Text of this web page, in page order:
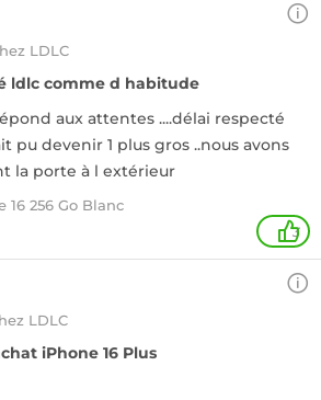
LDLC
ldlc comme d habitude
aux attentes ....délai respecté
pu devenir 1 plus gros ..nous avons
la porte à l extérieur
16 256 Go Blanc
3
LDLC
iPhone 16 Plus